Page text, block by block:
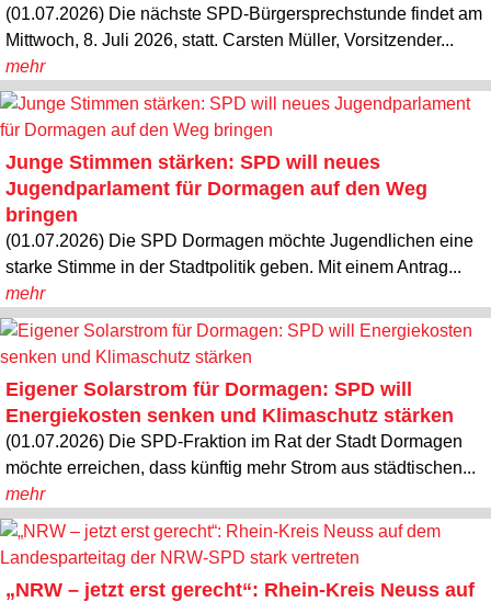
(01.07.2026) Die nächste SPD-Bürgersprechstunde findet am
Mittwoch, 8. Juli 2026, statt. Carsten Müller, Vorsitzender...
mehr
Junge Stimmen stärken: SPD will neues
Jugendparlament für Dormagen auf den Weg
bringen
(01.07.2026) Die SPD Dormagen möchte Jugendlichen eine
starke Stimme in der Stadtpolitik geben. Mit einem Antrag...
mehr
Eigener Solarstrom für Dormagen: SPD will
Energiekosten senken und Klimaschutz stärken
(01.07.2026) Die SPD-Fraktion im Rat der Stadt Dormagen
möchte erreichen, dass künftig mehr Strom aus städtischen...
mehr
„NRW – jetzt erst gerecht“: Rhein-Kreis Neuss auf